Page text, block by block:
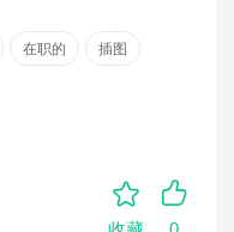
在职的 插图